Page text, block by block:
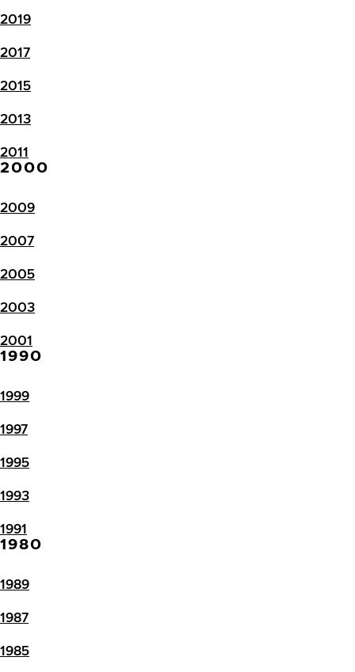
2019
2017
2015
2013
2011
2000
2009
2007
2005
2003
2001
1990
1999
1997
1995
1993
1991
1980
1989
1987
1985